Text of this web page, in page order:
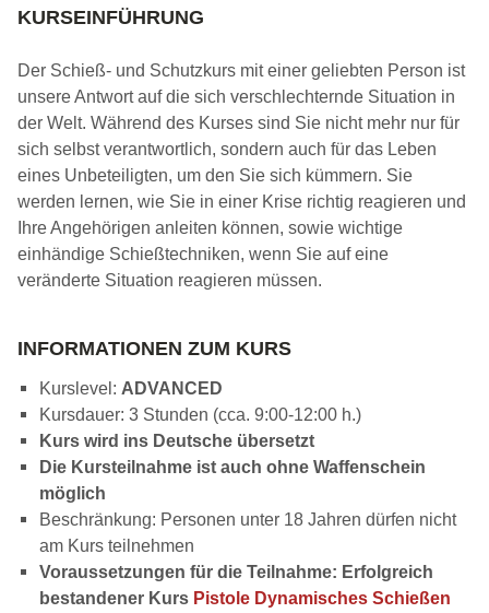
KURSEINFÜHRUNG
Der Schieß- und Schutzkurs mit einer geliebten Person ist
unsere Antwort auf die sich verschlechternde Situation in
der Welt. Während des Kurses sind Sie nicht mehr nur für
sich selbst verantwortlich, sondern auch für das Leben
eines Unbeteiligten, um den Sie sich kümmern. Sie
werden lernen, wie Sie in einer Krise richtig reagieren und
Ihre Angehörigen anleiten können, sowie wichtige
einhändige Schießtechniken, wenn Sie auf eine
veränderte Situation reagieren müssen.
INFORMATIONEN ZUM KURS
Kurslevel: ADVANCED
Kursdauer: 3 Stunden (cca. 9:00-12:00 h.)
Kurs wird ins Deutsche übersetzt
Die Kursteilnahme ist auch ohne Waffenschein
möglich
Beschränkung: Personen unter 18 Jahren dürfen nicht
am Kurs teilnehmen
Voraussetzungen für die Teilnahme: Erfolgreich
bestandener Kurs Pistole Dynamisches Schießen